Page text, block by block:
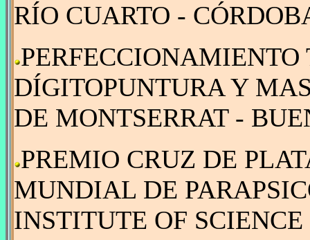
RÍO CUARTO -
DÍGITOPUNTURA Y
DE MONTSERRAT -
PREMIO CRUZ DE
MUNDIAL DE
INSTITUTE OF SCIENCE